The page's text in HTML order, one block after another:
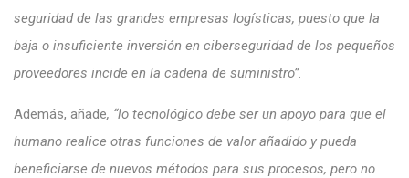
seguridad de las grandes empresas logísticas, puesto que la
baja o insuficiente inversión en ciberseguridad de los pequeños
proveedores incide en la cadena de suministro”.
Además, añade, “lo tecnológico debe ser un apoyo para que el
humano realice otras funciones de valor añadido y pueda
beneficiarse de nuevos métodos para sus procesos, pero no